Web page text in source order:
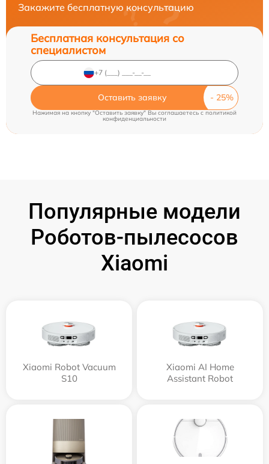
Закажите бесплатную консультацию
Бесплатная консультация со
специалистом
Оставить заявку
Нажимая на кнопку "Оставить заявку" Вы соглашаетесь cполитикой
конфиденциальности
Популярные модели
Роботов-пылесосов
Xiaomi
Xiaomi Robot Vacuum
S10
Xiaomi AI Home
Assistant Robot